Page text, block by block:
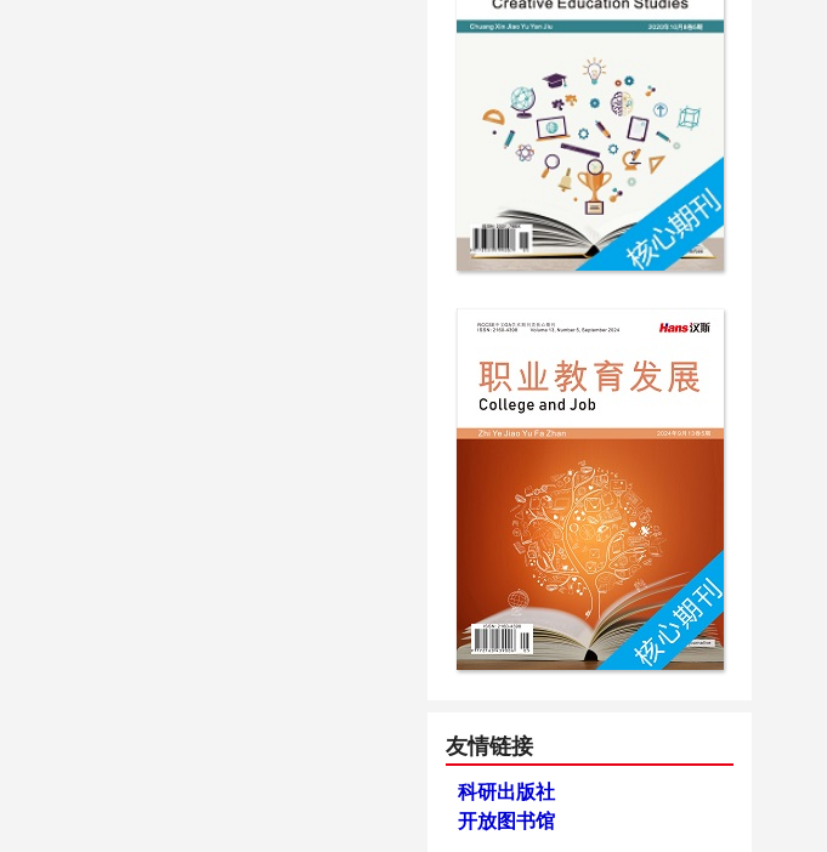
友情链接
科研出版社
开放图书馆